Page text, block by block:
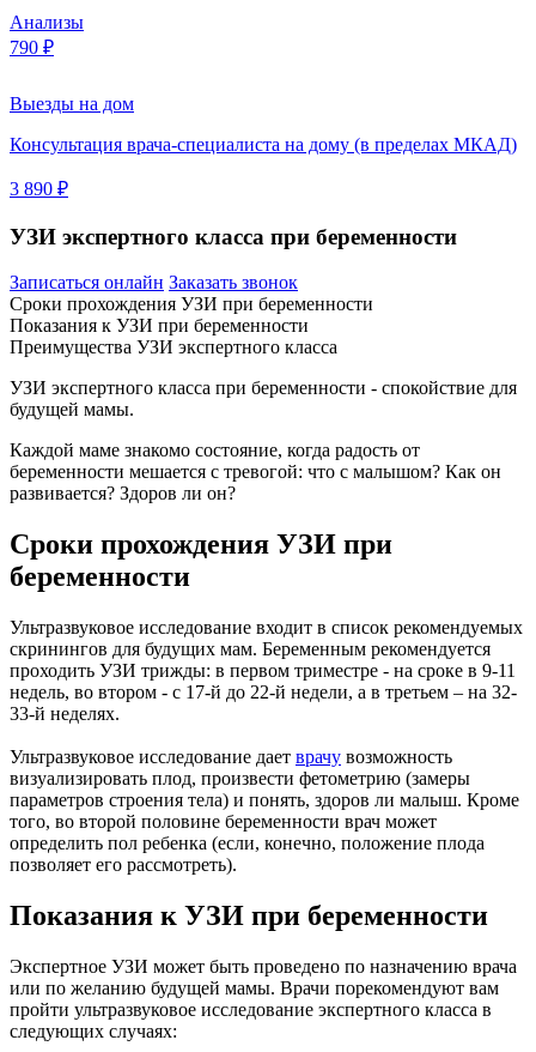
Анализы
790 ₽
Выезды на дом
Консультация врача-специалиста на дому (в пределах МКАД)
3 890 ₽
УЗИ экспертного класса при беременности
Записаться онлайн Заказать звонок
Сроки прохождения УЗИ при беременности
Показания к УЗИ при беременности
Преимущества УЗИ экспертного класса
УЗИ экспертного класса при беременности - спокойствие для
будущей мамы.
Каждой маме знакомо состояние, когда радость от
беременности мешается с тревогой: что с малышом? Как он
развивается? Здоров ли он?
Сроки прохождения УЗИ при
беременности
Ультразвуковое исследование входит в список рекомендуемых
скринингов для будущих мам. Беременным рекомендуется
проходить УЗИ трижды: в первом триместре - на сроке в 9-11
недель, во втором - с 17-й до 22-й недели, а в третьем – на 32-
33-й неделях.
Ультразвуковое исследование дает врачу возможность
визуализировать плод, произвести фетометрию (замеры
параметров строения тела) и понять, здоров ли малыш. Кроме
того, во второй половине беременности врач может
определить пол ребенка (если, конечно, положение плода
позволяет его рассмотреть).
Показания к УЗИ при беременности
Экспертное УЗИ может быть проведено по назначению врача
или по желанию будущей мамы. Врачи порекомендуют вам
пройти ультразвуковое исследование экспертного класса в
следующих случаях: